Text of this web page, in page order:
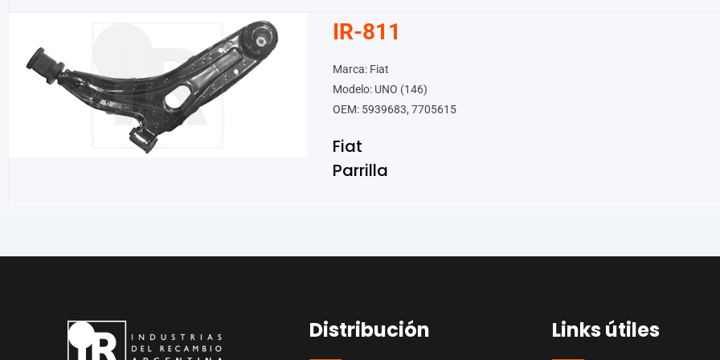
IR-811
Marca: Fiat
Modelo: UNO (146)
OEM: 5939683, 7705615
Fiat
Parrilla
Distribución Links útiles